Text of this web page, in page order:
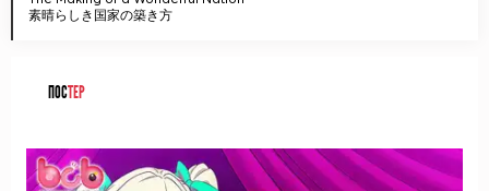
素晴らしき国家の築き方
ПОСТЕР